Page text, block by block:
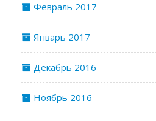
Февраль 2017
Январь 2017
Декабрь 2016
Ноябрь 2016